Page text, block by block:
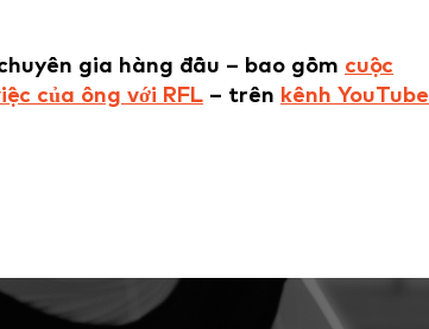
gia hàng đầu – bao gồm cuộc
của ông với RFL – trên kênh YouTube